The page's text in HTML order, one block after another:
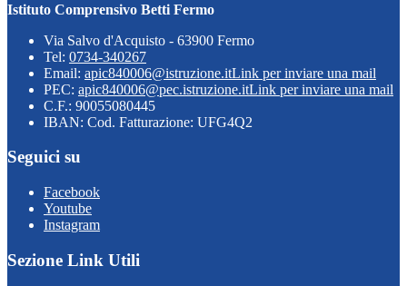
Istituto Comprensivo Betti Fermo
Via Salvo d'Acquisto - 63900 Fermo
Tel: 0734-340267
Email: apic840006@istruzione.itLink per inviare una mail
PEC: apic840006@pec.istruzione.itLink per inviare una mail
C.F.: 90055080445
IBAN: Cod. Fatturazione: UFG4Q2
Seguici su
Facebook
Youtube
Instagram
Sezione Link Utili